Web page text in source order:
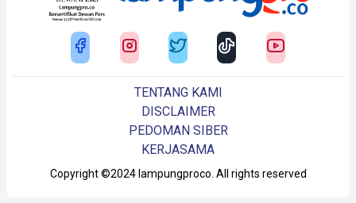
Copyright ©2024 lampungproco. All rights reserved
TENTANG KAMI
DISCLAIMER
PEDOMAN SIBER
KERJASAMA